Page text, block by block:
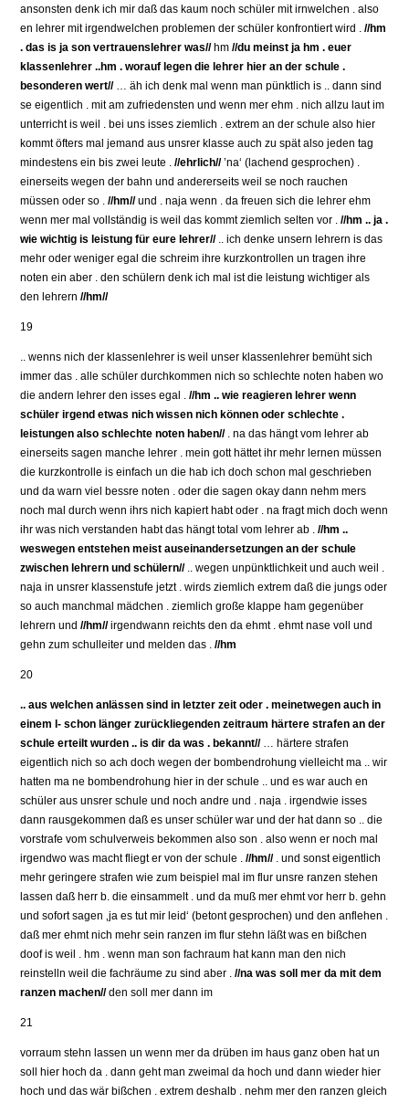
ansonsten denk ich mir daß das kaum noch schüler mit irnwelchen . also
en lehrer mit irgendwelchen problemen der schüler konfrontiert wird .//hm
. das is ja son vertrauenslehrer was//hm//du meinst ja hm . euer
klassenlehrer ..hm . worauf legen die lehrer hier an der schule .
besonderen wert//… äh ich denk mal wenn man pünktlich is .. dann sind
se eigentlich . mit am zufriedensten und wenn mer ehm . nich allzu laut im
unterricht is weil . bei uns isses ziemlich . extrem an der schule also hier
kommt öfters mal jemand aus unsrer klasse auch zu spät also jeden tag
mindestens ein bis zwei leute .//ehrlich//’na‘ (lachend gesprochen) .
einerseits wegen der bahn und andererseits weil se noch rauchen
müssen oder so .//hm//und . naja wenn . da freuen sich die lehrer ehm
wenn mer mal vollständig is weil das kommt ziemlich selten vor .//hm .. ja .
wie wichtig is leistung für eure lehrer//.. ich denke unsern lehrern is das
mehr oder weniger egal die schreim ihre kurzkontrollen un tragen ihre
noten ein aber . den schülern denk ich mal ist die leistung wichtiger als
den lehrern//hm//
19
.. wenns nich der klassenlehrer is weil unser klassenlehrer bemüht sich
immer das . alle schüler durchkommen nich so schlechte noten haben wo
die andern lehrer den isses egal .//hm .. wie reagieren lehrer wenn
schüler irgend etwas nich wissen nich können oder schlechte .
leistungen also schlechte noten haben//. na das hängt vom lehrer ab
einerseits sagen manche lehrer . mein gott hättet ihr mehr lernen müssen
die kurzkontrolle is einfach un die hab ich doch schon mal geschrieben
und da warn viel bessre noten . oder die sagen okay dann nehm mers
noch mal durch wenn ihrs nich kapiert habt oder . na fragt mich doch wenn
ihr was nich verstanden habt das hängt total vom lehrer ab .//hm ..
weswegen entstehen meist auseinandersetzungen an der schule
zwischen lehrern und schülern//.. wegen unpünktlichkeit und auch weil .
naja in unsrer klassenstufe jetzt . wirds ziemlich extrem daß die jungs oder
so auch manchmal mädchen . ziemlich große klappe ham gegenüber
lehrern und//hm//irgendwann reichts den da ehmt . ehmt nase voll und
gehn zum schulleiter und melden das .//hm
20
.. aus welchen anlässen sind in letzter zeit oder . meinetwegen auch in
einem l- schon länger zurückliegenden zeitraum härtere strafen an der
schule erteilt wurden .. is dir da was . bekannt//… härtere strafen
eigentlich nich so ach doch wegen der bombendrohung vielleicht ma .. wir
hatten ma ne bombendrohung hier in der schule .. und es war auch en
schüler aus unsrer schule und noch andre und . naja . irgendwie isses
dann rausgekommen daß es unser schüler war und der hat dann so .. die
vorstrafe vom schulverweis bekommen also son . also wenn er noch mal
irgendwo was macht fliegt er von der schule .//hm//. und sonst eigentlich
mehr geringere strafen wie zum beispiel mal im flur unsre ranzen stehen
lassen daß herr b. die einsammelt . und da muß mer ehmt vor herr b. gehn
und sofort sagen ‚ja es tut mir leid‘ (betont gesprochen) und den anflehen .
daß mer ehmt nich mehr sein ranzen im flur stehn läßt was en bißchen
doof is weil . hm . wenn man son fachraum hat kann man den nich
reinstelln weil die fachräume zu sind aber .//na was soll mer da mit dem
ranzen machen//den soll mer dann im
21
vorraum stehn lassen un wenn mer da drüben im haus ganz oben hat un
soll hier hoch da . dann geht man zweimal da hoch und dann wieder hier
hoch und das wär bißchen . extrem deshalb . nehm mer den ranzen gleich